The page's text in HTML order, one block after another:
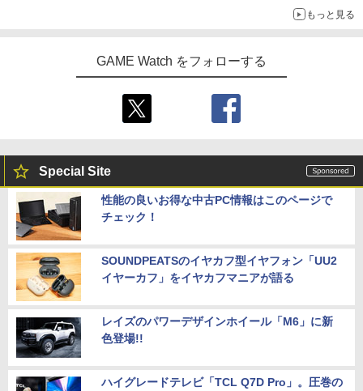
もっと見る
GAME Watch をフォローする
Special Site
性能の良いお得な中古PC情報はこのページで
チェック！
SOUNDPEATSのイヤカフ型イヤフォン「UU2
イヤーカフ」をイヤカフマニアが語る
レイズのパワーデザインホイール「M6」に新
色登場!!
ハイグレードテレビ「TCL Q7D Pro」。圧巻の